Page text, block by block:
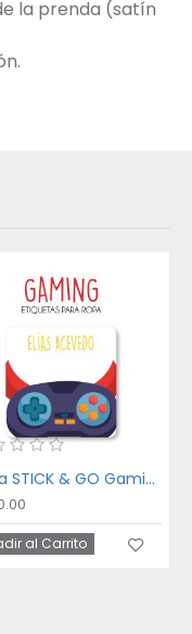
la prenda (satín
Ropa STICK & GO Gaming
al Carrito